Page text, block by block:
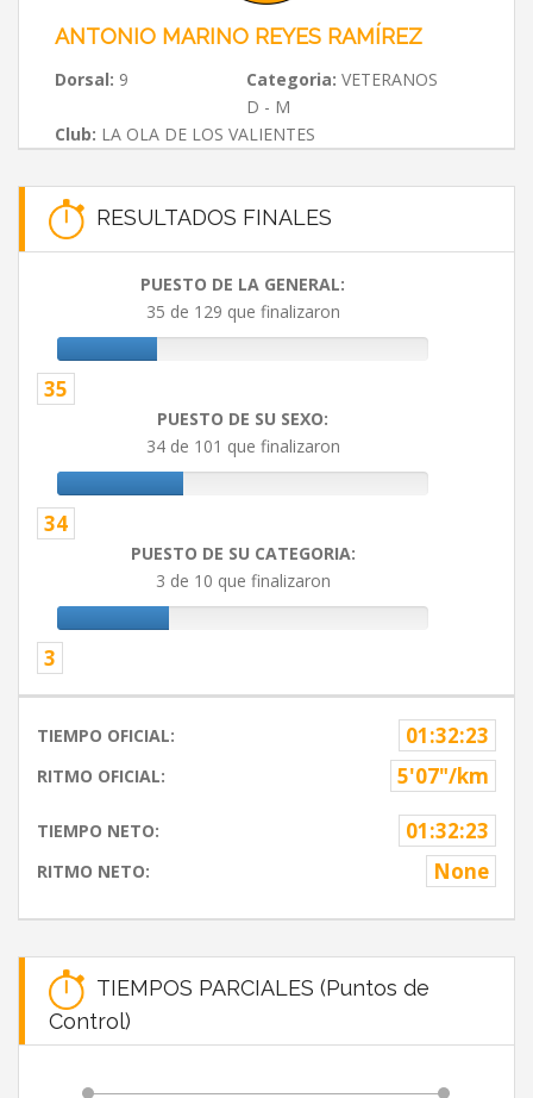
ANTONIO MARINO REYES RAMÍREZ
Dorsal: 9 Categoria: VETERANOS
D - M
Club: LA OLA DE LOS VALIENTES
RESULTADOS FINALES
PUESTO DE LA GENERAL:
35 de 129 que finalizaron
35
PUESTO DE SU SEXO:
34 de 101 que finalizaron
34
PUESTO DE SU CATEGORIA:
3 de 10 que finalizaron
3
TIEMPO OFICIAL: 01:32:23
RITMO OFICIAL: 5'07"/km
TIEMPO NETO: 01:32:23
RITMO NETO: None
TIEMPOS PARCIALES (Puntos de
Control)